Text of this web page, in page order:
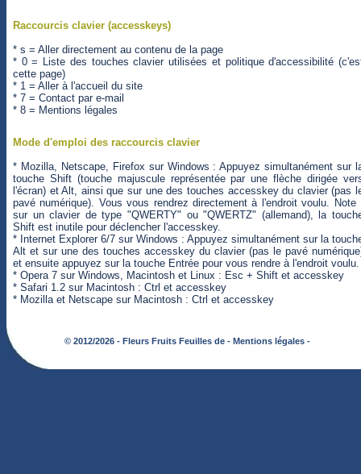
Raccourcis clavier (accesskeys)
* s = Aller directement au contenu de la page
* 0 = Liste des touches clavier utilisées et politique d'accessibilité
cette page)
* 1 = Aller à l'accueil du site
* 7 = Contact par e-mail
* 8 = Mentions légales
Mode d'emploi des raccourcis clavier
* Mozilla, Netscape, Firefox sur Windows : Appuyez simultanément sur
touche Shift (touche majuscule représentée par une flèche dirigée
l'écran) et Alt, ainsi que sur une des touches accesskey du clavier (pas
pavé numérique). Vous vous rendrez directement à l'endroit voulu. Note
sur un clavier de type "QWERTY" ou "QWERTZ" (allemand), la
Shift est inutile pour déclencher l'accesskey.
* Internet Explorer 6/7 sur Windows : Appuyez simultanément sur la
Alt et sur une des touches accesskey du clavier (pas le pavé
et ensuite appuyez sur la touche Entrée pour vous rendre à l'endroit voulu.
* Opera 7 sur Windows, Macintosh et Linux : Esc + Shift et accesskey
* Safari 1.2 sur Macintosh : Ctrl et accesskey
* Mozilla et Netscape sur Macintosh : Ctrl et accesskey
© 2012/2026 - Fleurs Fruits Feuilles de - Mentions légales -